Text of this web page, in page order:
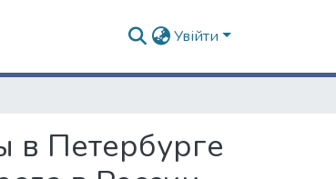
Увійти
Петербурге